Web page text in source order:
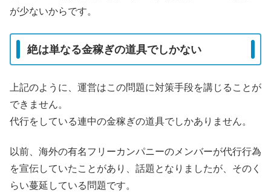
が少ないからです。
絶は単なる金稼ぎの道具でしかない
上記のように、運営はこの問題に対策手段を講じることが
できません。
代行をしている連中の金稼ぎの道具でしかありません。
以前、海外の有名フリーカンパニーのメンバーが代行行為
を宣伝していたことがあり、話題となりましたが、そのく
らい蔓延している問題です。